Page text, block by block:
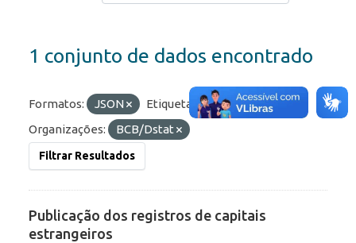
1 conjunto de dados encontrado
Formatos: JSON Etiquetas: ROF
RDE
Organizações:
BCB/Dstat
Filtrar Resultados
Publicação dos registros de capitais
estrangeiros